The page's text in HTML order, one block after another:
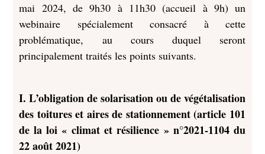
mai 2024, de 9h30 à 11h30 (accueil à 9h) un
webinaire spécialement consacré à cette
problématique, au cours duquel seront
principalement traités les points suivants.
I. L’obligation de solarisation ou de végétalisation
des toitures et aires de stationnement(article 101
de la loi « climat et résilience » n°2021-1104 du
22 août 2021)